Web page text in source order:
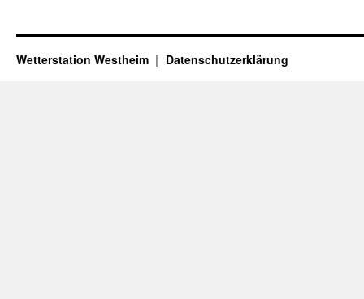
Wetterstation Westheim Datenschutzerklärung